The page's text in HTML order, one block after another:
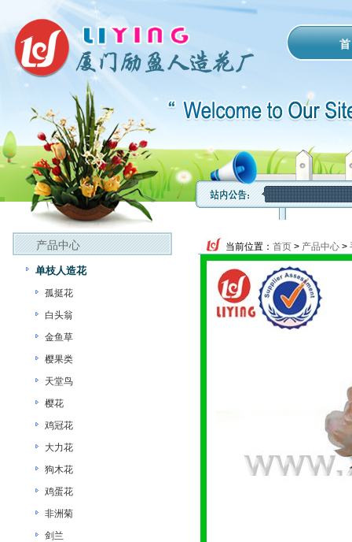
产品中心
单枝人造花
孤挺花
白头翁
金鱼草
樱果类
天堂鸟
樱花
鸡冠花
大力花
狗木花
鸡蛋花
非洲菊
剑兰
当前位置： 首页 > 产品中心 >